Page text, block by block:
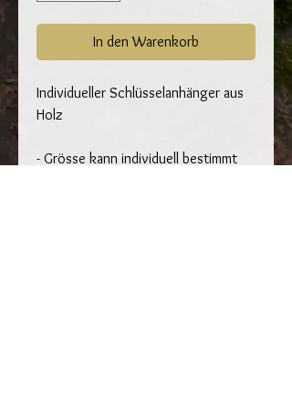
In den Warenkorb
Individueller Schlüsselanhänger aus
Holz
- Grösse kann individuell bestimmt